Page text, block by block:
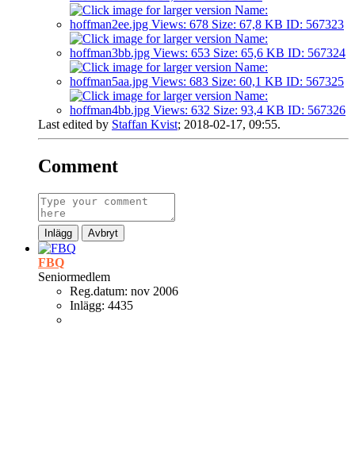
Last edited by Staffan Kvist; 2018-02-17, 09:55.
Comment
Inlägg Avbryt
FBQ
Seniormedlem
Reg.datum: nov 2006
Inlägg: 4435